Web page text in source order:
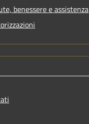
benessere e assistenza